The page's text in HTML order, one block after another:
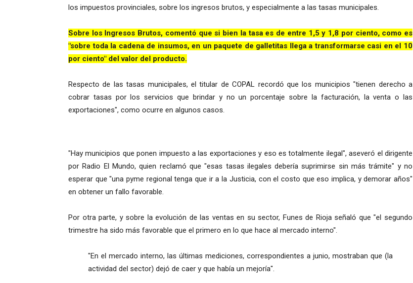
los impuestos provinciales, sobre los ingresos brutos, y especialmente a las tasas municipales.
Sobre los Ingresos Brutos, comentó que si bien la tasa es de entre 1,5 y 1,8 por ciento, como es
"sobre toda la cadena de insumos, en un paquete de galletitas llega a transformarse casi en el 10
por ciento" del valor del producto.
Respecto de las tasas municipales, el titular de COPAL recordó que los municipios "tienen derecho a
cobrar tasas por los servicios que brindar y no un porcentaje sobre la facturación, la venta o las
exportaciones", como ocurre en algunos casos.
"Hay municipios que ponen impuesto a las exportaciones y eso es totalmente ilegal", aseveró el dirigente
por Radio El Mundo, quien reclamó que "esas tasas ilegales debería suprimirse sin más trámite" y no
esperar que "una pyme regional tenga que ir a la Justicia, con el costo que eso implica, y demorar años"
en obtener un fallo favorable.
Por otra parte, y sobre la evolución de las ventas en su sector, Funes de Rioja señaló que "el segundo
trimestre ha sido más favorable que el primero en lo que hace al mercado interno".
"En el mercado interno, las últimas mediciones, correspondientes a junio, mostraban que (la
actividad del sector) dejó de caer y que había un mejoría".